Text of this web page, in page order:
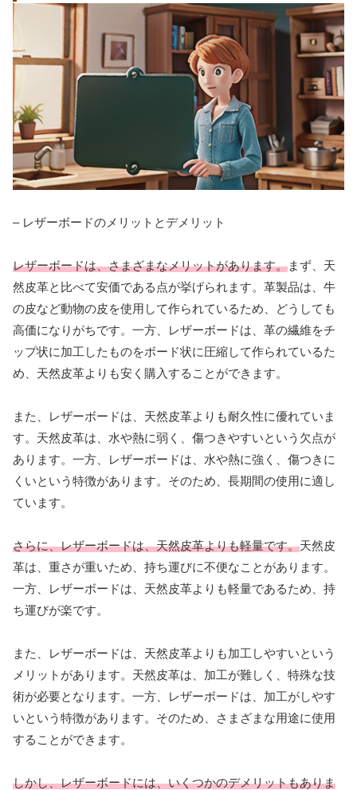
– レザーボードのメリットとデメリット
レザーボードは、さまざまなメリットがあります。まず、天
然皮革と比べて安価である点が挙げられます。革製品は、牛
の皮など動物の皮を使用して作られているため、どうしても
高価になりがちです。一方、レザーボードは、革の繊維をチ
ップ状に加工したものをボード状に圧縮して作られているた
め、天然皮革よりも安く購入することができます。
また、レザーボードは、天然皮革よりも耐久性に優れていま
す。天然皮革は、水や熱に弱く、傷つきやすいという欠点が
あります。一方、レザーボードは、水や熱に強く、傷つきに
くいという特徴があります。そのため、長期間の使用に適し
ています。
さらに、レザーボードは、天然皮革よりも軽量です。天然皮
革は、重さが重いため、持ち運びに不便なことがあります。
一方、レザーボードは、天然皮革よりも軽量であるため、持
ち運びが楽です。
また、レザーボードは、天然皮革よりも加工しやすいという
メリットがあります。天然皮革は、加工が難しく、特殊な技
術が必要となります。一方、レザーボードは、加工がしやす
いという特徴があります。そのため、さまざまな用途に使用
することができます。
しかし、レザーボードには、いくつかのデメリットもありま